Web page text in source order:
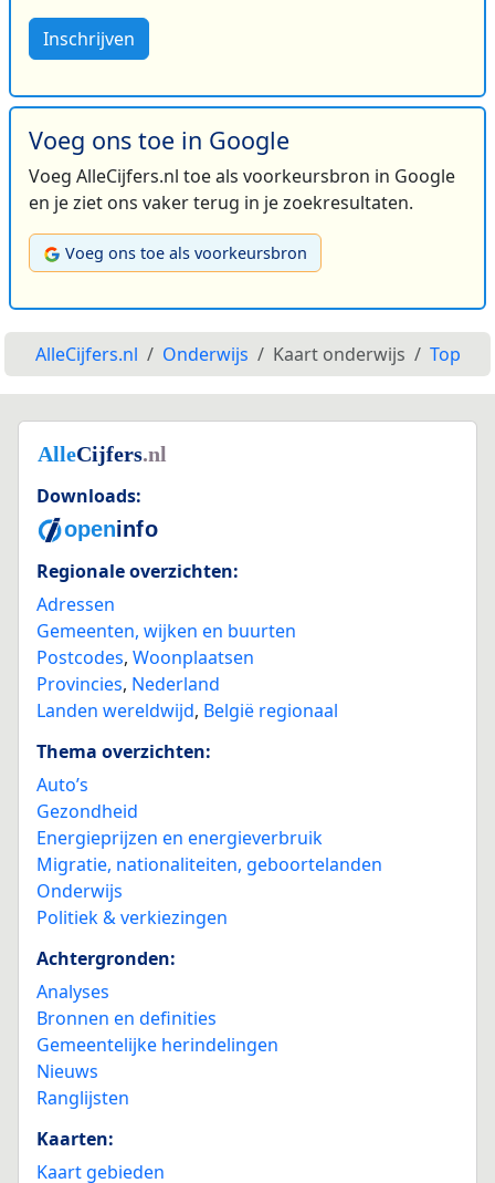
Inschrijven
Voeg ons toe in Google
Voeg AlleCijfers.nl toe als voorkeursbron in Google
en je ziet ons vaker terug in je zoekresultaten.
Voeg ons toe als voorkeursbron
AlleCijfers.nl Onderwijs Kaart onderwijs Top
Downloads:
Regionale overzichten:
Adressen
Gemeenten, wijken en buurten
Postcodes, Woonplaatsen
Provincies, Nederland
Landen wereldwijd, België regionaal
Thema overzichten:
Auto’s
Gezondheid
Energieprijzen en energieverbruik
Migratie, nationaliteiten, geboortelanden
Onderwijs
Politiek & verkiezingen
Achtergronden:
Analyses
Bronnen en definities
Gemeentelijke herindelingen
Nieuws
Ranglijsten
Kaarten:
Kaart gebieden